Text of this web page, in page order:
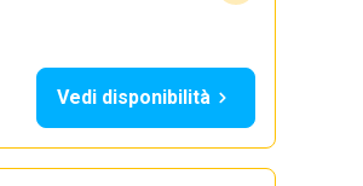
Vedi disponibilità